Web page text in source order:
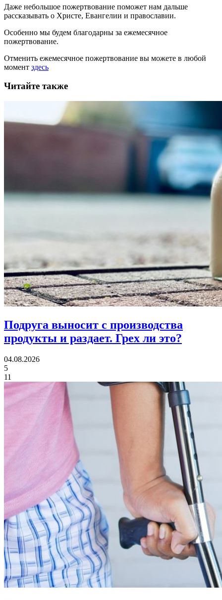
Даже небольшое пожертвование поможет нам дальше
рассказывать о Христе, Евангелии и православии.
Особенно мы будем благодарны за ежемесячное
пожертвование.
Отменить ежемесячное пожертвование вы можете в любой
момент здесь
Читайте также
Подруга выносит с производства
продукты и раздает. Грех ли это?
04.08.2026
5
11